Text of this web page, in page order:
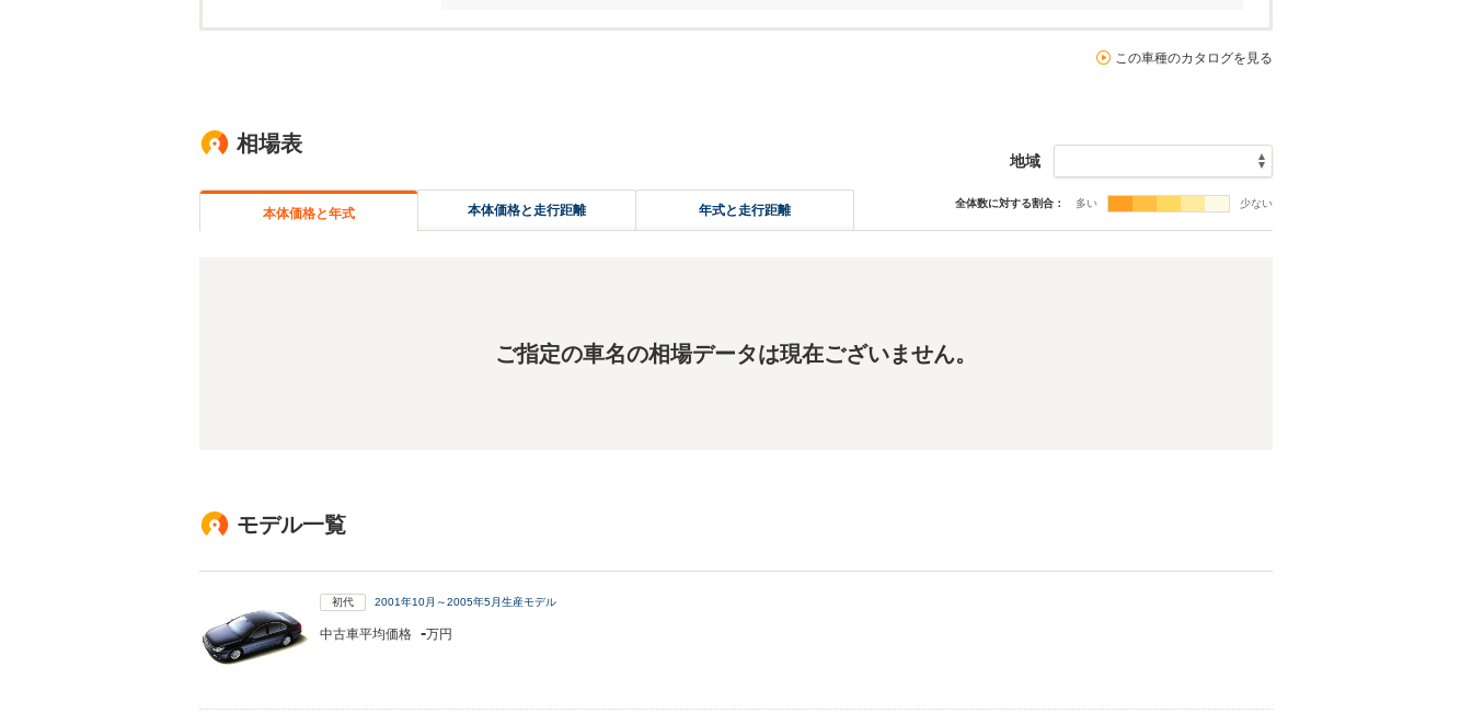
この車種のカタログを見る
相場表
本体価格と年式 本体価格と走行距離 年式と走行距離
地域
全体数に対する割合： 多い 少ない
ご指定の車名の相場データは現在ございません。
モデル一覧
初代 2001年10月～2005年5月生産モデル
中古車平均価格 -万円